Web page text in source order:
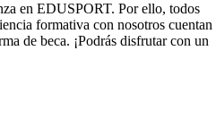
en EDUSPORT. Por ello, todos
formativa con nosotros cuentan
de beca. ¡Podrás disfrutar con un